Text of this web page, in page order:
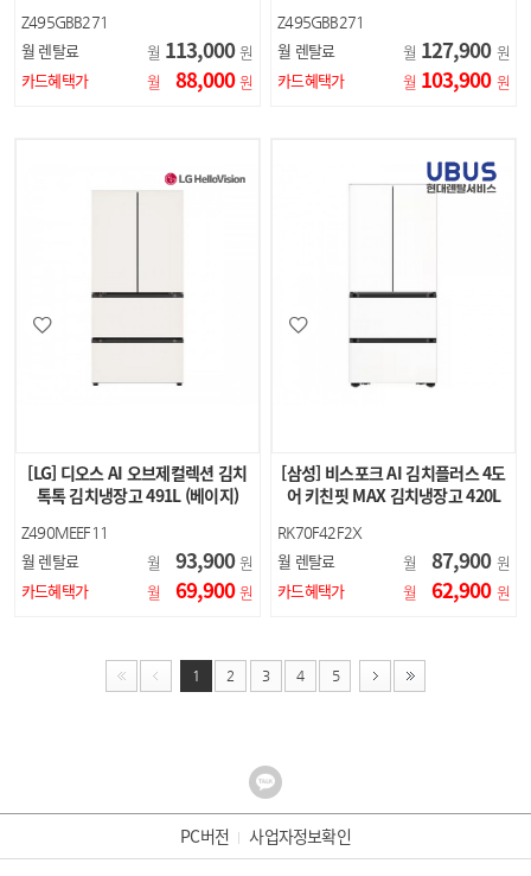
Z495GBB271
월 렌탈료 월 113,000 원
카드혜택가
월 88,000 원
Z495GBB271
월 렌탈료 월 127,900 원
카드혜택가
월 103,900 원
[LG] 디오스 AI 오브제컬렉션 김치
톡톡 김치냉장고 491L (베이지)
Z490MEEF11
월 렌탈료 월 93,900 원
카드혜택가
월 69,900 원
[삼성] 비스포크 AI 김치플러스 4도
어 키친핏 MAX 김치냉장고 420L
RK70F42F2X
월 렌탈료 월 87,900 원
카드혜택가
월 62,900 원
1 2 3 4 5
PC버전 사업자정보확인